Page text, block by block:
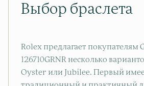
Выбор браслета
Rolex предлагает покупателям
126710GRNR несколько
Oyster или Jubilee. Первый